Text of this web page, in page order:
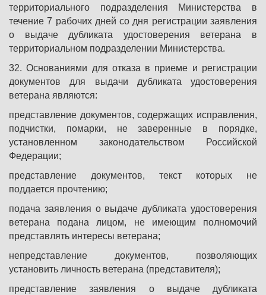
территориального подразделения Министерства в
течение 7 рабочих дней со дня регистрации заявления
о выдаче дубликата удостоверения ветерана в
территориальном подразделении Министерства.
32. Основаниями для отказа в приеме и регистрации
документов для выдачи дубликата удостоверения
ветерана являются:
представление документов, содержащих исправления,
подчистки, помарки, не заверенные в порядке,
установленном законодательством Российской
Федерации;
представление документов, текст которых не
поддается прочтению;
подача заявления о выдаче дубликата удостоверения
ветерана подана лицом, не имеющим полномочий
представлять интересы ветерана;
непредставление документов, позволяющих
установить личность ветерана (представителя);
представление заявления о выдаче дубликата